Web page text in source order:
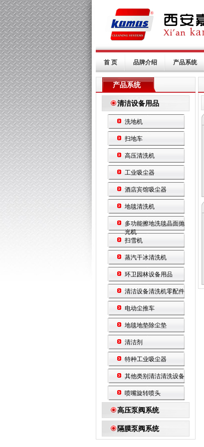
首 页 品牌介绍 产品系统
产品系统
清洁设备用品
洗地机
扫地车
高压清洗机
工业吸尘器
酒店宾馆吸尘器
地毯清洗机
多功能擦地洗毯晶面抛
光机
扫雪机
蒸汽干冰清洗机
环卫园林设备用品
清洁设备清洗机零配件
电动尘推车
地毯地垫除尘垫
清洁剂
特种工业吸尘器
其他类别清洁清洗设备
喷嘴旋转喷头
高压泵阀系统
隔膜泵阀系统